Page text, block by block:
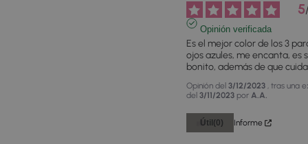
5
Opinión verificada
Es el mejor color de los 3
ojos azules, me encanta, es
bonito, además de que
Opinión del 3/12/2023 , tras una
del 3/11/2023 por A.A.
Útil (0) Informe